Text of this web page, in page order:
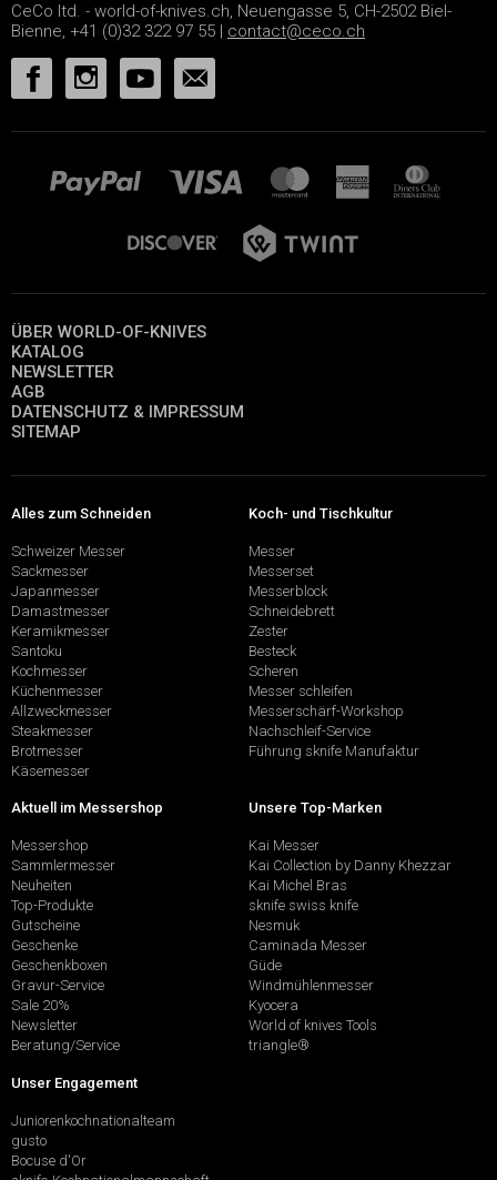
CeCo ltd. - world-of-knives.ch, Neuengasse 5, CH-2502 Biel-
Bienne, +41 (0)32 322 97 55 | contact@ceco.ch
ÜBER WORLD-OF-KNIVES
KATALOG
NEWSLETTER
AGB
DATENSCHUTZ & IMPRESSUM
SITEMAP
Alles zum Schneiden
Schweizer Messer
Sackmesser
Japanmesser
Damastmesser
Keramikmesser
Santoku
Kochmesser
Küchenmesser
Allzweckmesser
Steakmesser
Brotmesser
Käsemesser
Koch- und Tischkultur
Messer
Messerset
Messerblock
Schneidebrett
Zester
Besteck
Scheren
Messer schleifen
Messerschärf-Workshop
Nachschleif-Service
Führung sknife Manufaktur
Aktuell im Messershop
Messershop
Sammlermesser
Neuheiten
Top-Produkte
Gutscheine
Geschenke
Geschenkboxen
Gravur-Service
Sale 20%
Newsletter
Beratung/Service
Unsere Top-Marken
Kai Messer
Kai Collection by Danny Khezzar
Kai Michel Bras
sknife swiss knife
Nesmuk
Caminada Messer
Güde
Windmühlenmesser
Kyocera
World of knives Tools
triangle®
Unser Engagement
Juniorenkochnationalteam
gusto
Bocuse d'Or